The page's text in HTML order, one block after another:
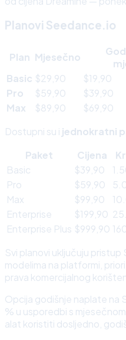
Planovi Seedance.io
Plan Mjesečno
Basic $29,90 $19,90
Pro
$59,90 $39,90
Max
$89,90 $69,90
Dostupni su i jednokratni
Paket
Cijena
Basic
$39,90
Pro
$59,90
Max
$99,90
Enterprise
$199,90
Enterprise Plus $999,90
Svi planovi uključuju
modelima na platformi,
prava komercijalnog
Opcija godišnje naplate na
% u usporedbi s
alat koristiti dosljedno,